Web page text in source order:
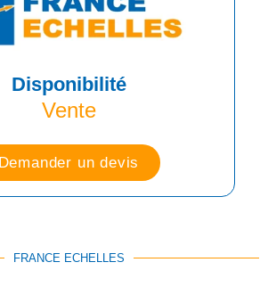
Disponibilité
Vente
Demander un devis
FRANCE ECHELLES